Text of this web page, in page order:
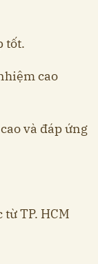
tốt.
cao
và đáp ứng
TP. HCM